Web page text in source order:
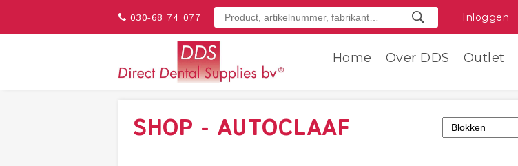
030-68 74 077 Inloggen
Home Over DDS Outlet
SHOP - AUTOCLAAF